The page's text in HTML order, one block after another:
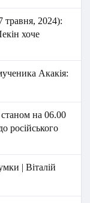
2024):
хоче
Акакія:
на 06.00
російського
| Віталій